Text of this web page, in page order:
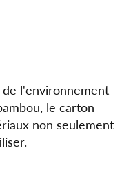
l'environnement
le carton
non seulement